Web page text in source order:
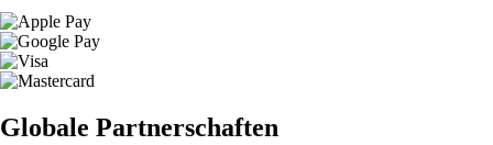
Globale Partnerschaften